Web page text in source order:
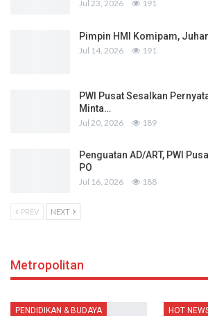
Jul 23, 2026 191
Pimpin HMI Komipam,
Jul 14, 2026 191
PWI Pusat Sesalkan
Minta…
Jul 20, 2026 189
Penguatan AD/ART, PWI
PO
Jul 16, 2026 188
PREV NEXT
Metropolitan
PENDIDIKAN & BUDAYA HOT